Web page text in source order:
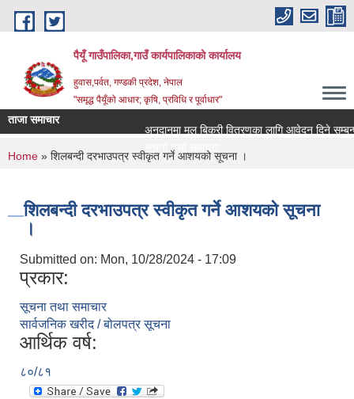
Skip to main content
पैयूँ गाउँपालिका,गाउँ कार्यपालिकाको कार्यालय
हुवास,पर्वत, गण्डकी प्रदेश, नेपाल
"समृद्ध पैयूँको आधार; कृषि, प्रविधि र पूर्वाधार"
ताजा समाचार
अनुदानमा मल बिक्री वितरणका लागि आवेदन दिने सम्बन्धी
सूचना तथा समाचार
You are here
Home » शिलबन्दी दरभाउपत्र स्वीकृत गर्ने आशयको सूचना ।
शिलबन्दी दरभाउपत्र स्वीकृत गर्ने आशयको सूचना
।
Submitted on: Mon, 10/28/2024 - 17:09
प्रकार:
सूचना तथा समाचार
सार्वजनिक खरीद / बोलपत्र सूचना
आर्थिक वर्ष:
८०/८१